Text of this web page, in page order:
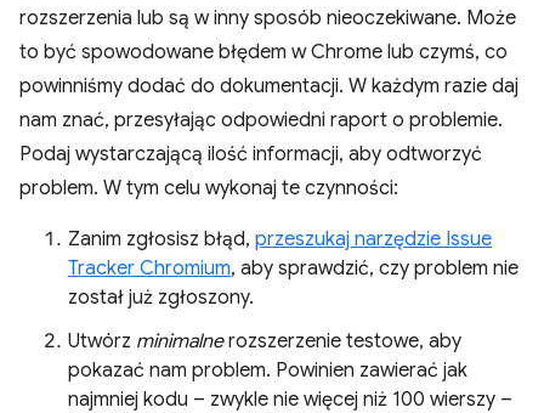
rozszerzenia lub są w inny sposób nieoczekiwane. Może
to być spowodowane błędem w Chrome lub czymś, co
powinniśmy dodać do dokumentacji. W każdym razie daj
nam znać, przesyłając odpowiedni raport o problemie.
Podaj wystarczającą ilość informacji, aby odtworzyć
problem. W tym celu wykonaj te czynności:
Zanim zgłosisz błąd, przeszukaj narzędzie Issue
Tracker Chromium, aby sprawdzić, czy problem nie
został już zgłoszony.
Utwórz minimalnerozszerzenie testowe, aby
pokazać nam problem. Powinien zawierać jak
najmniej kodu – zwykle nie więcej niż 100 wierszy –